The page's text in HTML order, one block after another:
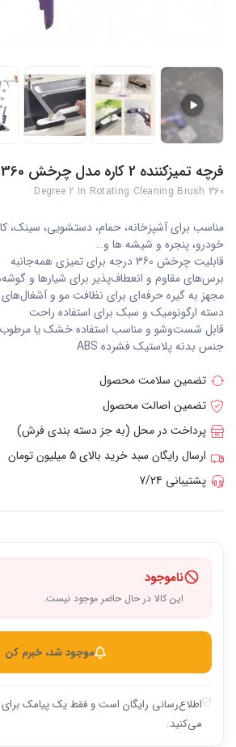
فرچه تمیزکننده 2 کاره مدل چرخش 360 درجه
360 Degree 2 In Rotating Cleaning Brush
مناسب برای آشپزخانه، حمام، دستشویی، سینک،
خودرو، پنجره و شیشه ها و…
قابلیت چرخش 360 درجه برای تمیزی همه‌جانبه
برس‌های مقاوم و انعطاف‌پذیر برای شیارها و
مجهز به گیره حرفه‌ای برای نظافت مو و آشغال‌های
دسته ارگونومیک و سبک برای استفاده راحت
قابل شست‌وشو و مناسب استفاده خشک یا مرطوب
جنس بدنه پلاستیک فشرده ABS
تضمین سلامت محصول
تضمین اصالت محصول
پرداخت در محل (به جز دسته بندی فرش)
ارسال رایگان سبد خرید بالای 5 میلیون تومان
پشتیبانی 7/24
ناموجود
این کالا در حال حاضر موجود نیست.
موجود شد، خبرم کن
اطلاع‌رسانی رایگان است و فقط یک پیامک برای
می‌کنید.